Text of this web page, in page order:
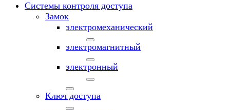
Системы контроля доступа
Замок
электромеханический
электромагнитный
электронный
Ключ доступа